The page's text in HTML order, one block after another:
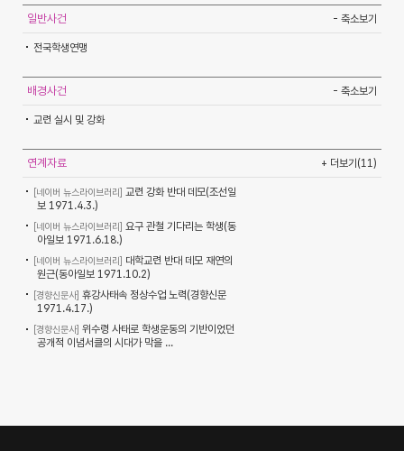
일반사건 - 축소보기
전국학생연맹
배경사건 - 축소보기
교련 실시 및 강화
연계자료 + 더보기(11)
[네이버 뉴스라이브러리] 교련 강화 반대 데모(조선일
보 1971.4.3.)
[네이버 뉴스라이브러리] 요구 관철 기다리는 학생(동
아일보 1971.6.18.)
[네이버 뉴스라이브러리] 대학교련 반대 데모 재연의
원근(동아일보 1971.10.2)
[경향신문사] 휴강사태속 정상수업 노력(경향신문
1971.4.17.)
[경향신문사] 위수령 사태로 학생운동의 기반이었던
공개적 이념서클의 시대가 막을 ...